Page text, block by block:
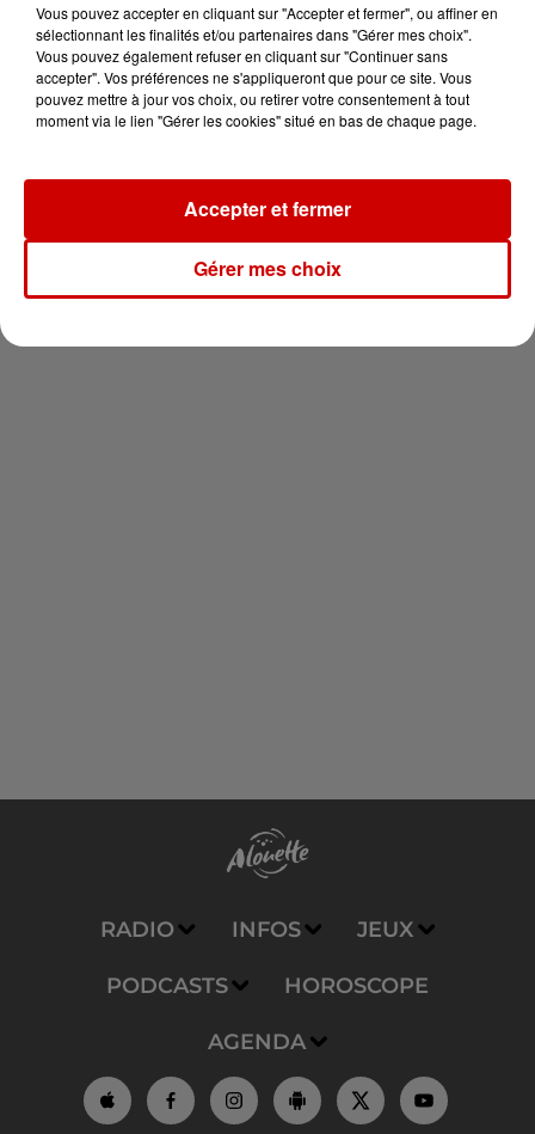
Le Duel - Gagnez votre balade
en jet ski !
Newsletter
RADIO INFOS JEUX
PODCASTS HOROSCOPE
AGENDA
Vous pouvez accepter en cliquant sur "Accepter et fermer", ou affiner en
sélectionnant les finalités et/ou partenaires dans "Gérer mes choix".
Vous pouvez également refuser en cliquant sur "Continuer sans
accepter". Vos préférences ne s'appliqueront que pour ce site. Vous
pouvez mettre à jour vos choix, ou retirer votre consentement à tout
moment via le lien "Gérer les cookies" situé en bas de chaque page.
Gérer mes choix
Accepter et fermer